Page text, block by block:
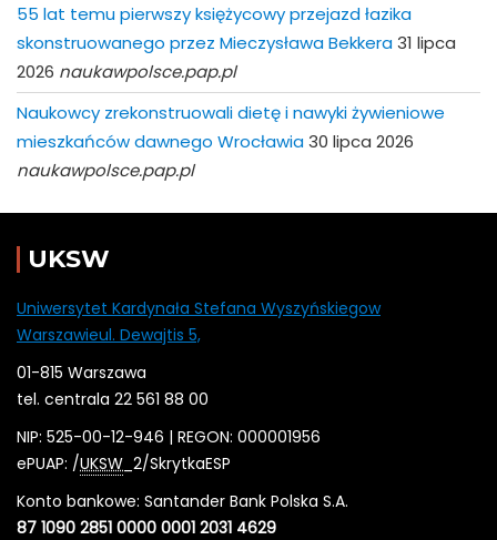
55 lat temu pierwszy księżycowy przejazd łazika
skonstruowanego przez Mieczysława Bekkera31 lipca
2026 naukawpolsce.pap.pl
Naukowcy zrekonstruowali dietę i nawyki żywieniowe
mieszkańców dawnego Wrocławia30 lipca 2026
naukawpolsce.pap.pl
UKSW
Uniwersytet Kardynała Stefana Wyszyńskiegow
Warszawieul. Dewajtis 5,
01-815 Warszawa
tel. centrala 22 561 88 00
NIP: 525-00-12-946 | REGON: 000001956
ePUAP: /UKSW _2/SkrytkaESP
Konto bankowe: Santander Bank Polska S.A.
87 1090 2851 0000 0001 2031 4629